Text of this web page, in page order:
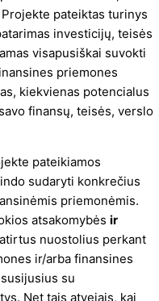
po 200 eurų į
krepšelį,
kelti juos į Lėtą
jau nieko
pakilo, bet
20 metų
iš mėnesio,
edukacinės vertės.
buvo pirmi trys
kuriama vertė
pateiktas turinys
investicijų, teisės
visapusiškai suvokti
priemones
kiekvienas potencialus
finansų, teisės, verslo
pateikiamos
sudaryti konkrečius
priemonėmis.
atsakomybėsir
nuostolius perkant
ir/arba finansines
su
Net tais atvejais, kai